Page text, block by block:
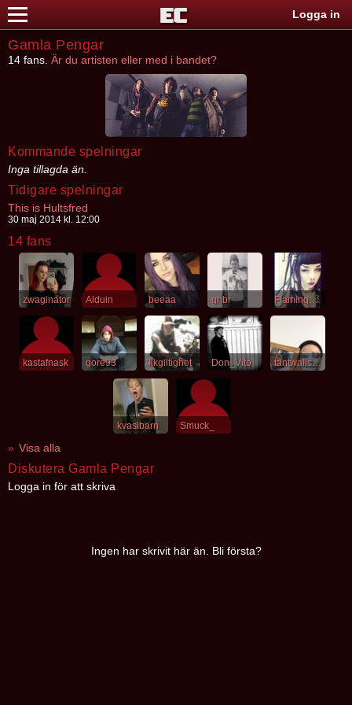
Logga in
Gamla Pengar
14 fans. Är du artisten eller med i bandet?
Kommande spelningar
Inga tillagda än.
Tidigare spelningar
This is Hultsfred
30 maj 2014 kl. 12:00
14 fans
zwaginator Alduin beeaa ghbr FlamingCunt
kastafnask gore93 likgiltighet Don_Vito tantwallsson
kvasibarn Smuck_
Visa alla
Diskutera Gamla Pengar
Logga in för att skriva
Ingen har skrivit här än. Bli första?